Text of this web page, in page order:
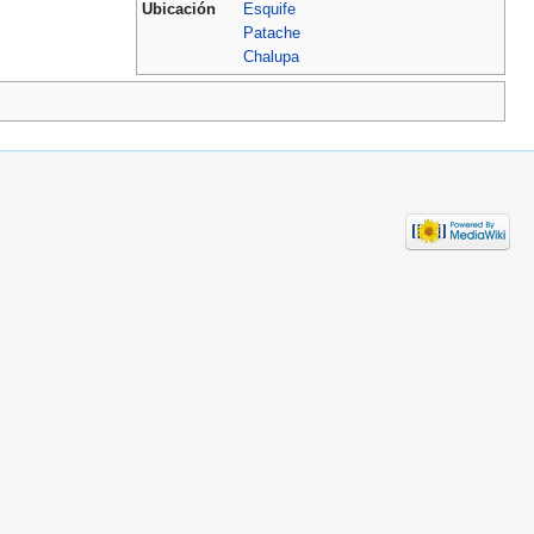
Ubicación
Esquife
Patache
Chalupa